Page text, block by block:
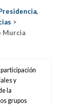
>
Murcia
y
la
grupos